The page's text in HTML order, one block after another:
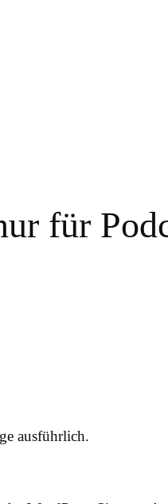
für
ausführlich.